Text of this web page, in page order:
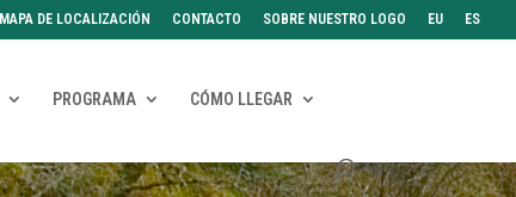
MAPA DE LOCALIZACIÓN CONTACTO SOBRE NUESTRO LOGO EU ES
PROGRAMA CÓMO LLEGAR